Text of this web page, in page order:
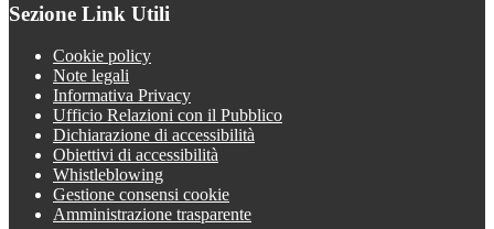
Sezione Link Utili
Cookie policy
Note legali
Informativa Privacy
Ufficio Relazioni con il Pubblico
Dichiarazione di accessibilità
Obiettivi di accessibilità
Whistleblowing
Gestione consensi cookie
Amministrazione trasparente